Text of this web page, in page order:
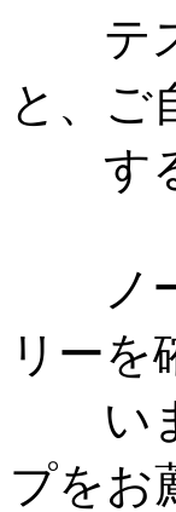
テス
と、ご
する
ノー
リーを
いま
プをお